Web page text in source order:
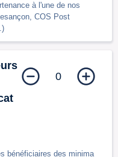
à l'une de nos
COS Post
bénéficiaires des minima
0